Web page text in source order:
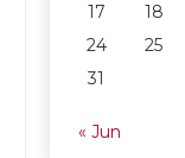
17
18
24
25
31
« Jun